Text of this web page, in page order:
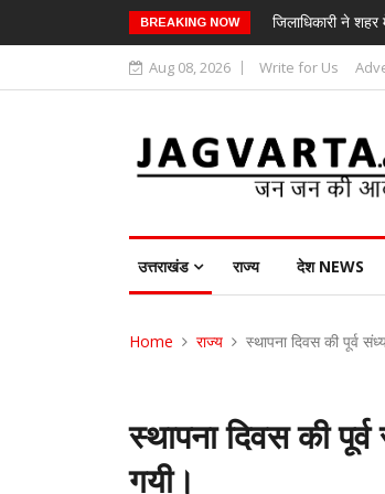
BREAKING NOW जिलाधिकारी ने
Aug 08, 2026 Write for Us
उत्तराखंड राज्य देश NEWS
Home राज्य स्थापना दिवस की पूर्व
स्थापना दिवस की
गयी।